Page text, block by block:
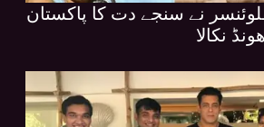
نے سنجے دت کا پاکستان
نکالا